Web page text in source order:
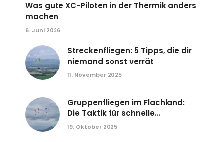
Was gute XC-Piloten in der Thermik anders
machen
6. Juni 2026
Streckenfliegen: 5 Tipps, die dir
niemand sonst verrät
11. November 2025
Gruppenfliegen im Flachland:
Die Taktik für schnelle...
19. Oktober 2025